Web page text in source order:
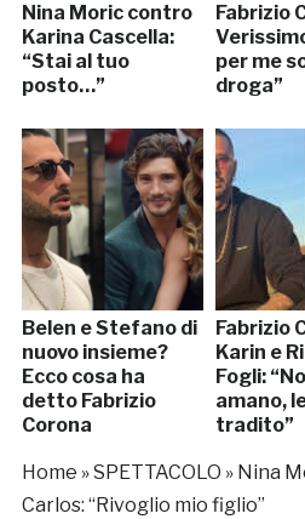
Nina Moric contro
Karina Cascella:
“Stai al tuo
posto…”
Fabrizio
per me
droga”
Belen e Stefano di
nuovo insieme?
Ecco cosa ha
detto Fabrizio
Corona
Fabrizio
Karin e
Fogli:
amano,
tradito”
Home »SPETTACOLO » Nina
Carlos: “Rivoglio mio figlio”